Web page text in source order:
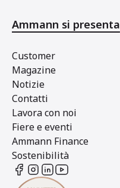
Ammann si presenta
Customer
Magazine
Notizie
Contatti
Lavora con noi
Fiere e eventi
Ammann Finance
Sostenibilità